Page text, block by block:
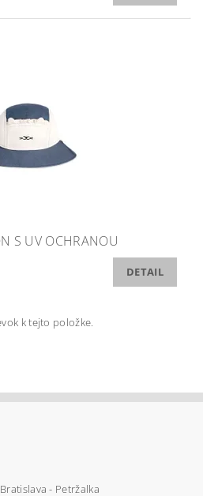
S UV OCHRANOU
DETAIL
k tejto položke.
- Petržalka